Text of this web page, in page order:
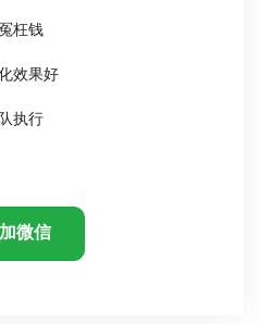
枉钱
效果好
执行
微信